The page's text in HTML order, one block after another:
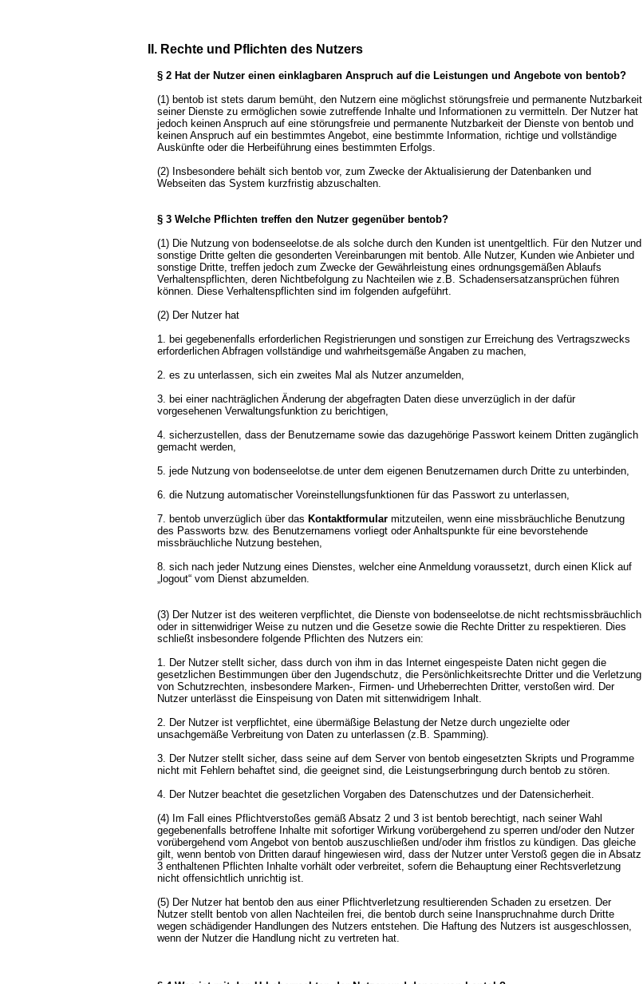
II. Rechte und Pflichten des Nutzers
§ 2 Hat der Nutzer einen einklagbaren Anspruch auf die Leistungen und Angebote von bentob?
(1) bentob ist stets darum bemüht, den Nutzern eine möglichst störungsfreie und permanente Nutzbarkeit
seiner Dienste zu ermöglichen sowie zutreffende Inhalte und Informationen zu vermitteln. Der Nutzer hat
jedoch keinen Anspruch auf eine störungsfreie und permanente Nutzbarkeit der Dienste von bentob und
keinen Anspruch auf ein bestimmtes Angebot, eine bestimmte Information, richtige und vollständige
Auskünfte oder die Herbeiführung eines bestimmten Erfolgs.
(2) Insbesondere behält sich bentob vor, zum Zwecke der Aktualisierung der Datenbanken und
Webseiten das System kurzfristig abzuschalten.
§ 3 Welche Pflichten treffen den Nutzer gegenüber bentob?
(1) Die Nutzung von bodenseelotse.de als solche durch den Kunden ist unentgeltlich. Für den Nutzer und
sonstige Dritte gelten die gesonderten Vereinbarungen mit bentob. Alle Nutzer, Kunden wie Anbieter und
sonstige Dritte, treffen jedoch zum Zwecke der Gewährleistung eines ordnungsgemäßen Ablaufs
Verhaltenspflichten, deren Nichtbefolgung zu Nachteilen wie z.B. Schadensersatzansprüchen führen
können. Diese Verhaltenspflichten sind im folgenden aufgeführt.
(2) Der Nutzer hat
1. bei gegebenenfalls erforderlichen Registrierungen und sonstigen zur Erreichung des Vertragszwecks
erforderlichen Abfragen vollständige und wahrheitsgemäße Angaben zu machen,
2. es zu unterlassen, sich ein zweites Mal als Nutzer anzumelden,
3. bei einer nachträglichen Änderung der abgefragten Daten diese unverzüglich in der dafür
vorgesehenen Verwaltungsfunktion zu berichtigen,
4. sicherzustellen, dass der Benutzername sowie das dazugehörige Passwort keinem Dritten zugänglich
gemacht werden,
5. jede Nutzung von bodenseelotse.de unter dem eigenen Benutzernamen durch Dritte zu unterbinden,
6. die Nutzung automatischer Voreinstellungsfunktionen für das Passwort zu unterlassen,
7. bentob unverzüglich über das Kontaktformular mitzuteilen, wenn eine missbräuchliche Benutzung
des Passworts bzw. des Benutzernamens vorliegt oder Anhaltspunkte für eine bevorstehende
missbräuchliche Nutzung bestehen,
8. sich nach jeder Nutzung eines Dienstes, welcher eine Anmeldung voraussetzt, durch einen Klick auf
„logout“ vom Dienst abzumelden.
(3) Der Nutzer ist des weiteren verpflichtet, die Dienste von bodenseelotse.de nicht rechtsmissbräuchlich
oder in sittenwidriger Weise zu nutzen und die Gesetze sowie die Rechte Dritter zu respektieren. Dies
schließt insbesondere folgende Pflichten des Nutzers ein:
1. Der Nutzer stellt sicher, dass durch von ihm in das Internet eingespeiste Daten nicht gegen die
gesetzlichen Bestimmungen über den Jugendschutz, die Persönlichkeitsrechte Dritter und die Verletzung
von Schutzrechten, insbesondere Marken-, Firmen- und Urheberrechten Dritter, verstoßen wird. Der
Nutzer unterlässt die Einspeisung von Daten mit sittenwidrigem Inhalt.
2. Der Nutzer ist verpflichtet, eine übermäßige Belastung der Netze durch ungezielte oder
unsachgemäße Verbreitung von Daten zu unterlassen (z.B. Spamming).
3. Der Nutzer stellt sicher, dass seine auf dem Server von bentob eingesetzten Skripts und Programme
nicht mit Fehlern behaftet sind, die geeignet sind, die Leistungserbringung durch bentob zu stören.
4. Der Nutzer beachtet die gesetzlichen Vorgaben des Datenschutzes und der Datensicherheit.
(4) Im Fall eines Pflichtverstoßes gemäß Absatz 2 und 3 ist bentob berechtigt, nach seiner Wahl
gegebenenfalls betroffene Inhalte mit sofortiger Wirkung vorübergehend zu sperren und/oder den Nutzer
vorübergehend vom Angebot von bentob auszuschließen und/oder ihm fristlos zu kündigen. Das gleiche
gilt, wenn bentob von Dritten darauf hingewiesen wird, dass der Nutzer unter Verstoß gegen die in Absatz
3 enthaltenen Pflichten Inhalte vorhält oder verbreitet, sofern die Behauptung einer Rechtsverletzung
nicht offensichtlich unrichtig ist.
(5) Der Nutzer hat bentob den aus einer Pflichtverletzung resultierenden Schaden zu ersetzen. Der
Nutzer stellt bentob von allen Nachteilen frei, die bentob durch seine Inanspruchnahme durch Dritte
wegen schädigender Handlungen des Nutzers entstehen. Die Haftung des Nutzers ist ausgeschlossen,
wenn der Nutzer die Handlung nicht zu vertreten hat.